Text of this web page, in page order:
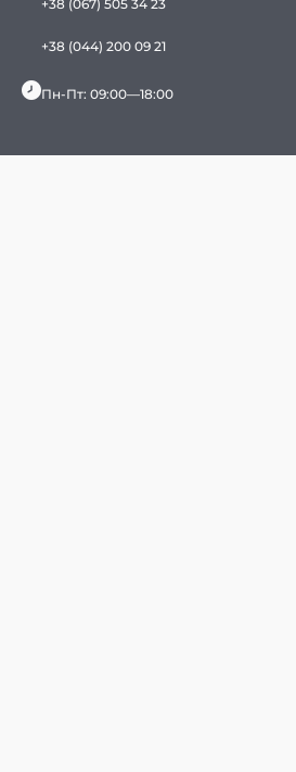
+38 (067) 505 34 23
+38 (044) 200 09 21
Пн-Пт: 09:00—18:00